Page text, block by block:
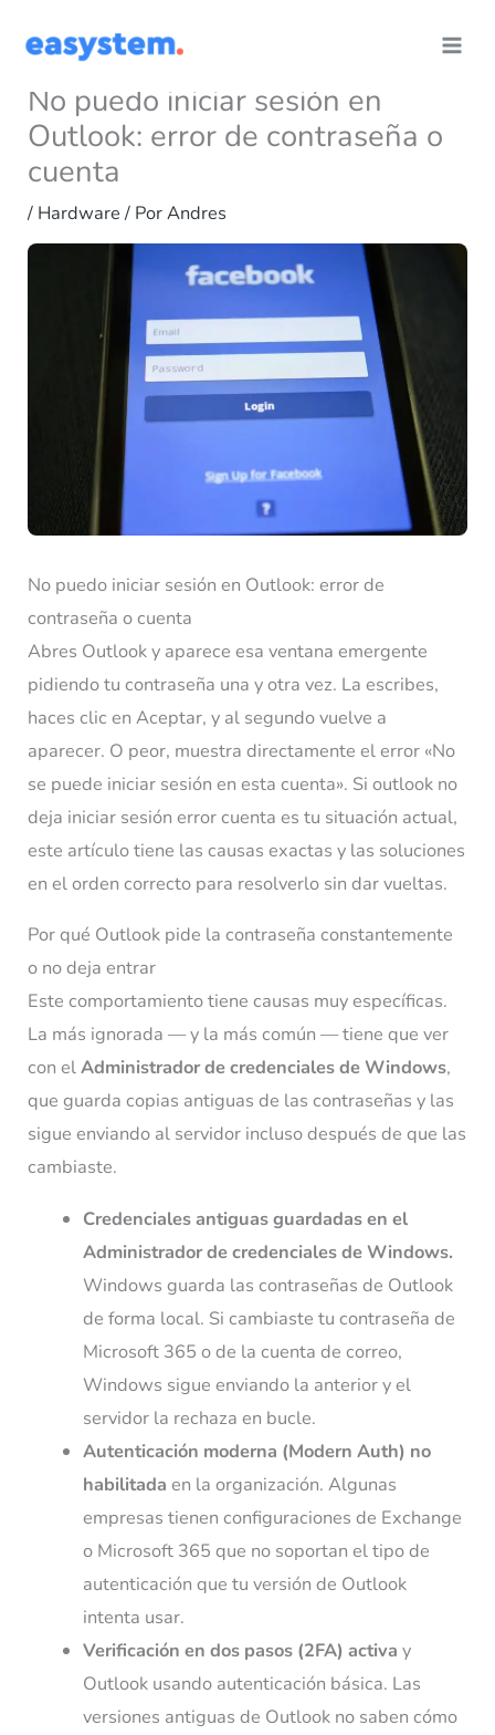
No puedo iniciar sesión en
Outlook: error de contraseña o
cuenta
/ Hardware / PorAndres
No puedo iniciar sesión en Outlook: error de
contraseña o cuenta
Abres Outlook y aparece esa ventana emergente
pidiendo tu contraseña una y otra vez. La escribes,
haces clic en Aceptar, y al segundo vuelve a
aparecer. O peor, muestra directamente el error «No
se puede iniciar sesión en esta cuenta». Si outlook no
deja iniciar sesión error cuenta es tu situación actual,
este artículo tiene las causas exactas y las soluciones
en el orden correcto para resolverlo sin dar vueltas.
Por qué Outlook pide la contraseña constantemente
o no deja entrar
Este comportamiento tiene causas muy específicas.
La más ignorada — y la más común — tiene que ver
con elAdministrador de credenciales de Windows,
que guarda copias antiguas de las contraseñas y las
sigue enviando al servidor incluso después de que las
cambiaste.
Credenciales antiguas guardadas en el
Administrador de credenciales de Windows.
Windows guarda las contraseñas de Outlook
de forma local. Si cambiaste tu contraseña de
Microsoft 365 o de la cuenta de correo,
Windows sigue enviando la anterior y el
servidor la rechaza en bucle.
Autenticación moderna (Modern Auth) no
habilitada en la organización. Algunas
empresas tienen configuraciones de Exchange
o Microsoft 365 que no soportan el tipo de
autenticación que tu versión de Outlook
intenta usar.
Verificación en dos pasos (2FA) activa y
Outlook usando autenticación básica. Las
versiones antiguas de Outlook no saben cómo